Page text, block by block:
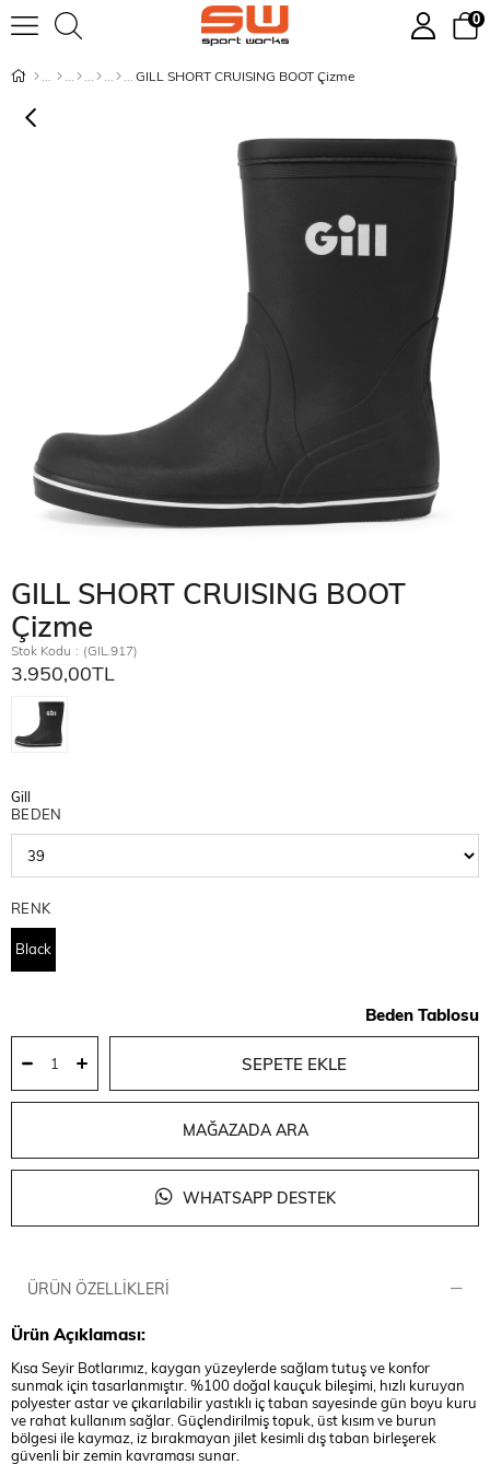
0
GILL SHORT CRUISING BOOT Çizme
GILL SHORT CRUISING BOOT
Çizme
Stok Kodu (GIL.917)
3.950,00TL
Gill
BEDEN
RENK
Black
Beden Tablosu
MAĞAZADA ARA
WHATSAPP DESTEK
ÜRÜN ÖZELLIKLERI
Ürün Açıklaması:
Kısa Seyir Botlarımız, kaygan yüzeylerde sağlam tutuş ve konfor
sunmak için tasarlanmıştır. %100 doğal kauçuk bileşimi, hızlı kuruyan
polyester astar ve çıkarılabilir yastıklı iç taban sayesinde gün boyu kuru
ve rahat kullanım sağlar. Güçlendirilmiş topuk, üst kısım ve burun
bölgesi ile kaymaz, iz bırakmayan jilet kesimli dış taban birleşerek
güvenli bir zemin kavraması sunar.